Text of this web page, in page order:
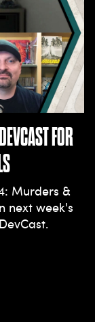
FOR
Murders &
next week's